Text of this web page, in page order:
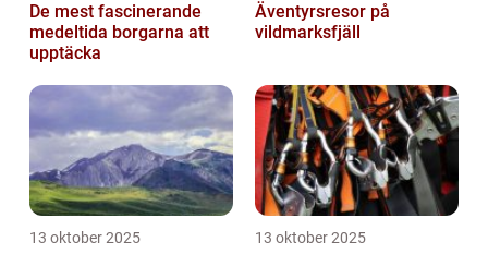
De mest fascinerande
medeltida borgarna att
upptäcka
Äventyrsresor på
vildmarksfjäll
13 oktober 2025 13 oktober 2025